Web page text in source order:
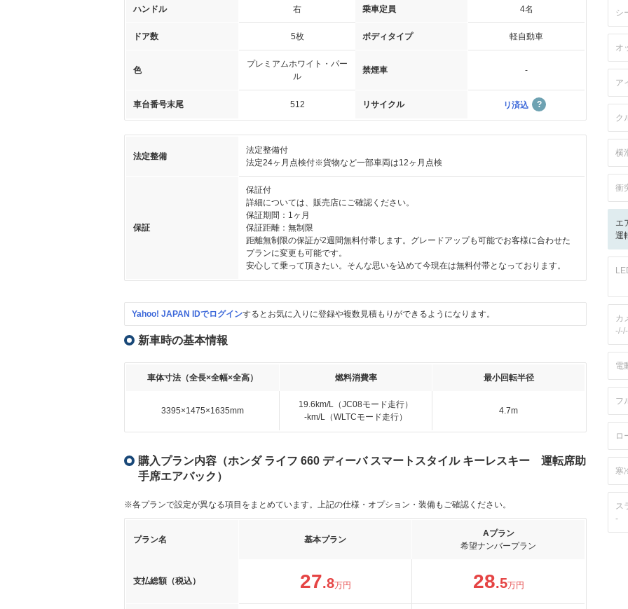
ハンドル 右 乗車定員 4名
ドア数 5枚 ボディタイプ 軽自動車
色
プレミアムホワイト・パー
ル
禁煙車 -
車台番号末尾 512 リサイクル リ済込
法定整備
法定整備付
法定24ヶ月点検付※貨物など一部車両は12ヶ月点検
保証
保証付
詳細については、販売店にご確認ください。
保証期間：1ヶ月
保証距離：無制限
距離無制限の保証が2週間無料付帯します。グレードアップも可能でお客様に合わせた
プランに変更も可能です。
安心して乗って頂きたい。そんな思いを込めて今現在は無料付帯となっております。
Yahoo! JAPAN IDでログインするとお気に入りに登録や複数見積もりができるようになります。
新車時の基本情報
車体寸法（全長×全幅×全高） 燃料消費率 最小回転半径
3395×1475×1635mm
19.6km/L（JC08モード走行）
-km/L（WLTCモード走行）
4.7m
購入プラン内容（ホンダ ライフ 660 ディーバ スマートスタイル キーレスキー 運転席助
手席エアバック）
※各プランで設定が異なる項目をまとめています。上記の仕様・オプション・装備もご確認ください。
プラン名 基本プラン
Aプラン
希望ナンバープラン
支払総額（税込） 27.8万円 28.5万円
シ
オ
ア
ク
横
衝
エ
運
カ
電
フ
ロ
寒
ス
-